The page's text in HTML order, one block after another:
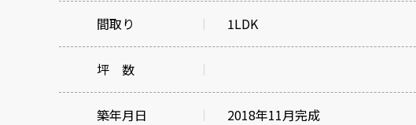
間取り 1LDK
坪 数
築年月日 2018年11月完成